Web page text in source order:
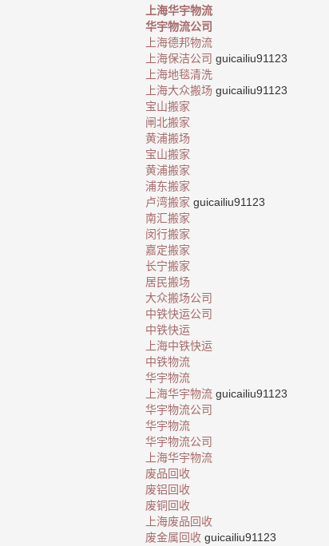
上海华宇物流
华宇物流公司
上海德邦物流
上海保洁公司 guicailiu91123
上海地毯清洗
上海大众搬场 guicailiu91123
宝山搬家
闸北搬家
黄浦搬场
宝山搬家
黄浦搬家
浦东搬家
卢湾搬家 guicailiu91123
南汇搬家
闵行搬家
嘉定搬家
长宁搬家
居民搬场
大众搬场公司
中铁快运公司
中铁快运
上海中铁快运
中铁物流
华宇物流
上海华宇物流 guicailiu91123
华宇物流公司
华宇物流
华宇物流公司
上海华宇物流
废品回收
废铝回收
废铜回收
上海废品回收
废金属回收 guicailiu91123